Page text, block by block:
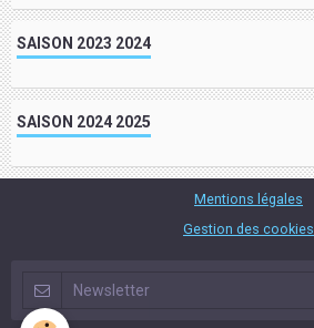
SAISON 2023 2024
SAISON 2024 2025
Mentions légales
Gestion des cookies